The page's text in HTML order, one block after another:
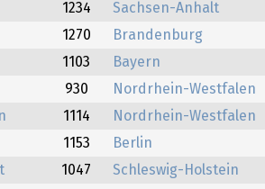
1234 Sachsen-Anhalt
1270 Brandenburg
1103 Bayern
930 Nordrhein-Westfalen
1114 Nordrhein-Westfalen
1153 Berlin
1047 Schleswig-Holstein